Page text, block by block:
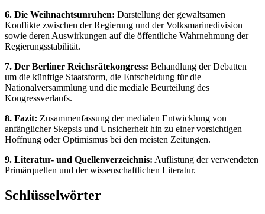
6. Die Weihnachtsunruhen: Darstellung der gewaltsamen
Konflikte zwischen der Regierung und der Volksmarinedivision
sowie deren Auswirkungen auf die öffentliche Wahrnehmung der
Regierungsstabilität.
7. Der Berliner Reichsrätekongress: Behandlung der Debatten
um die künftige Staatsform, die Entscheidung für die
Nationalversammlung und die mediale Beurteilung des
Kongressverlaufs.
8. Fazit: Zusammenfassung der medialen Entwicklung von
anfänglicher Skepsis und Unsicherheit hin zu einer vorsichtigen
Hoffnung oder Optimismus bei den meisten Zeitungen.
9. Literatur- und Quellenverzeichnis: Auflistung der verwendeten
Primärquellen und der wissenschaftlichen Literatur.
Schlüsselwörter